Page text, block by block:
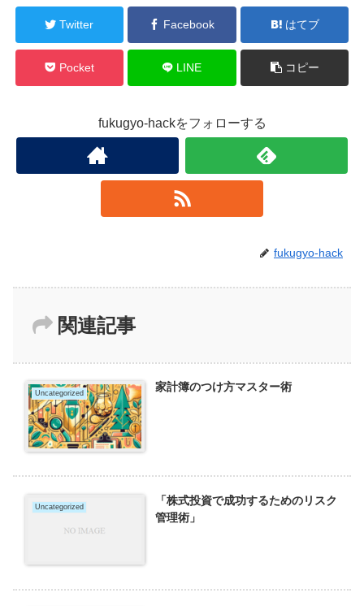
Twitter Facebook はてブ
Pocket LINE コピー
fukugyo-hackをフォローする
fukugyo-hack
関連記事
Uncategorized 家計簿のつけ方マスター術
Uncategorized
「株式投資で成功するためのリスク
管理術」